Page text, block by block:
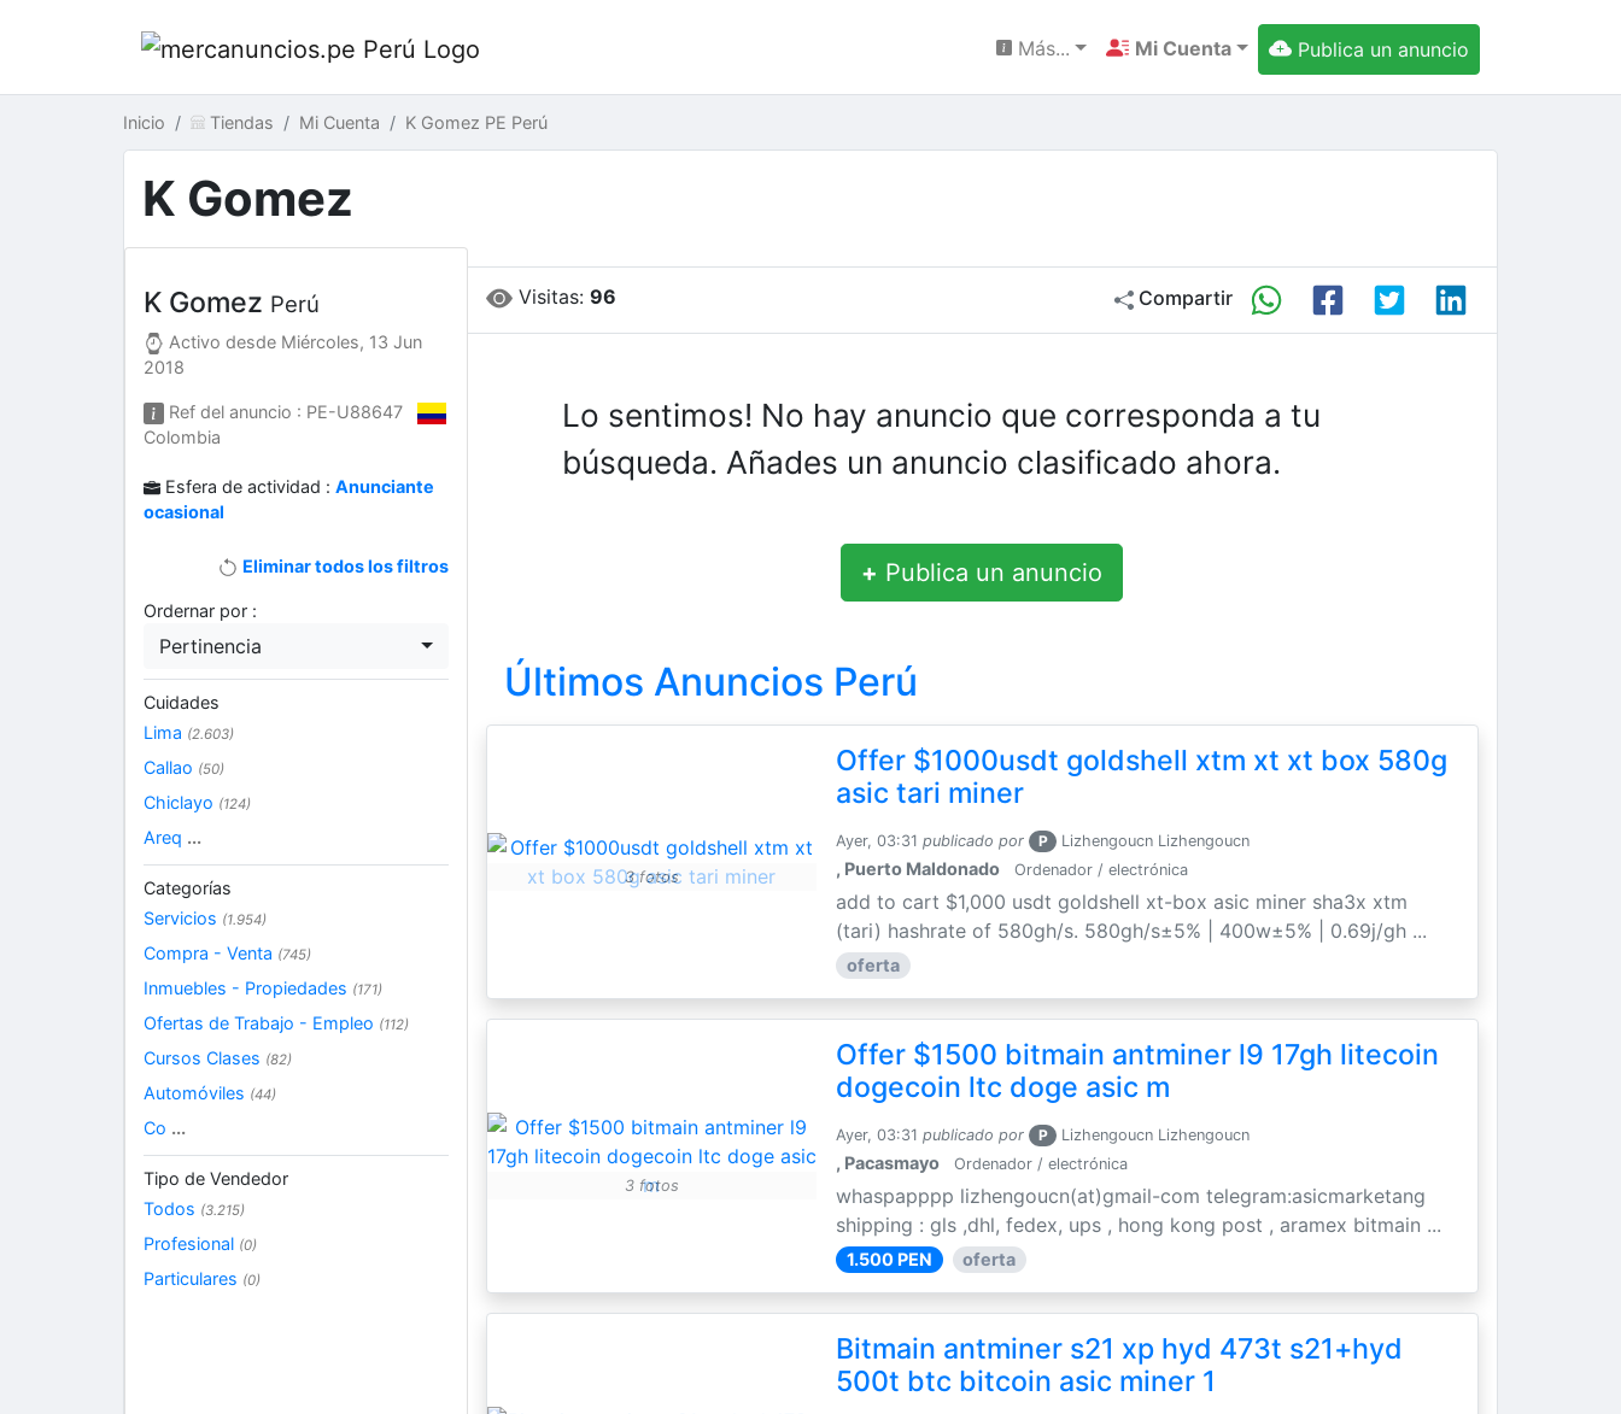
Más... Mi Cuenta Publica un anuncio
Inicio Tiendas Mi Cuenta K Gomez PE Perú
K Gomez
Visitas: 96 Compartir
Lo sentimos! No hay anuncio que corresponda a tu
búsqueda. Añades un anuncio clasificado ahora.
+ Publica un anuncio
Últimos Anuncios Perú
3 fotos
Offer $1000usdt goldshell xtm xt xt box 580g
asic tari miner
Ayer, 03:31 publicado por P Lizhengoucn Lizhengoucn
, Puerto Maldonado Ordenador / electrónica
add to cart $1,000 usdt goldshell xt-box asic miner sha3x xtm
(tari) hashrate of 580gh/s. 580gh/s±5% | 400w±5% | 0.69j/gh ...
oferta
3 fotos
Offer $1500 bitmain antminer l9 17gh litecoin
dogecoin ltc doge asic m
Ayer, 03:31 publicado por P Lizhengoucn Lizhengoucn
, Pacasmayo Ordenador / electrónica
whaspapppp lizhengoucn(at)gmail-com telegram:asicmarketang
shipping : gls ,dhl, fedex, ups , hong kong post , aramex bitmain ...
1.500 PEN oferta
Bitmain antminer s21 xp hyd 473t s21+hyd
500t btc bitcoin asic miner 1
K Gomez Perú
Activo desde Miércoles, 13 Jun
2018
Ref del anuncio : PE-U88647
Colombia
Esfera de actividad :Anunciante
ocasional
Eliminar todos los filtros
Ordernar por :
Pertinencia
Cuidades
Lima (2.603)
Callao (50)
Chiclayo (124)
Areq ...
Categorías
Servicios (1.954)
Compra - Venta (745)
Inmuebles - Propiedades (171)
Ofertas de Trabajo - Empleo (112)
Cursos Clases (82)
Automóviles (44)
Co ...
Tipo de Vendedor
Todos (3.215)
Profesional (0)
Particulares (0)